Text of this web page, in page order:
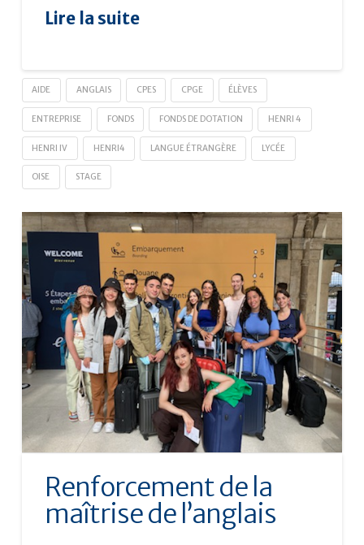
Lire la suite
AIDE ANGLAIS CPES CPGE ÉLÈVES
ENTREPRISE FONDS FONDS DE DOTATION HENRI 4
HENRI IV HENRI4 LANGUE ÉTRANGÈRE LYCÉE
OISE STAGE
Renforcement de la
maîtrise de l’anglais